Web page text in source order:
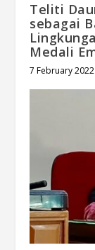
Teliti
sebagai
Medali
7 February 2022